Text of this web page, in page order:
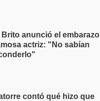
anunció el embarazo
actriz: "No sabían
contó qué hizo que